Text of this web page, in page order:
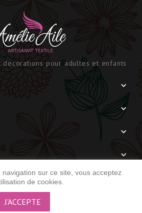
decorations pour adultes et enfants





sur ce site, vous acceptez
de cookies.
J'ACCEPTE
Aile -Réalisé par Simon Ducloux